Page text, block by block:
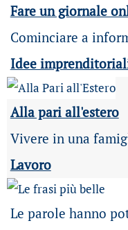
Fare un giornale
Cominciare a
Idee
Alla pari all'estero
Vivere in una
Lavoro
Le parole hanno